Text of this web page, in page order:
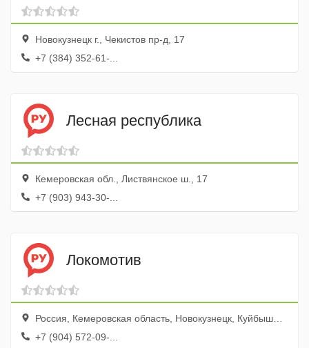
Новокузнецк г., Чекистов пр-д, 17
+7 (384) 352-61-...
Лесная республика
Кемеровская обл., Листвянское ш., 17
+7 (903) 943-30-...
Локомотив
Россия, Кемеровская область, Новокузнецк, Куйбышевский район ,ул.Успенская, 91
+7 (904) 572-09-...